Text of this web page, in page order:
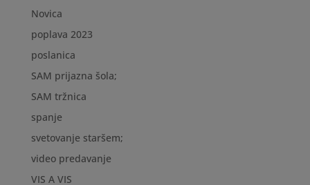
Novica
poplava 2023
poslanica
SAM prijazna šola;
SAM tržnica
spanje
svetovanje staršem;
video predavanje
VIS A VIS